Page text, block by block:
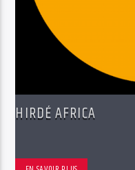
HIRDÉ AFRICA